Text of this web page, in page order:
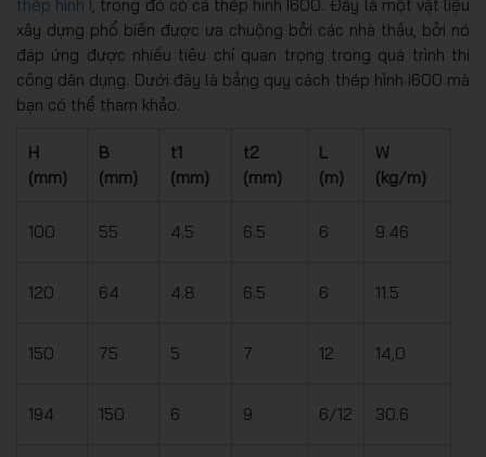
thép hình I, trong đó có cả thép hình I600. Đây là một vật liệu
xây dựng phổ biến được ưa chuộng bởi các nhà thầu, bởi nó
đáp ứng được nhiều tiêu chí quan trọng trong quá trình thi
công dân dụng. Dưới đây là bảng quy cách thép hình i600 mà
bạn có thể tham khảo.
H
(mm)
B
(mm)
t1
(mm)
t2
(mm)
L
(m)
W
(kg/m)
100 55 4.5 6.5 6 9.46
120 64 4.8 6.5 6 11.5
150 75 5 7 12 14,0
194 150 6 9 6/12 30.6